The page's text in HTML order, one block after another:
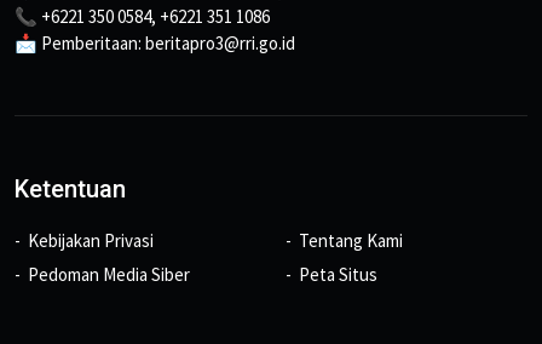
📞 +6221 350 0584, +6221 351 1086
📩 Pemberitaan: beritapro3@rri.go.id
Ketentuan
Kebijakan Privasi
Pedoman Media Siber
Tentang Kami
Peta Situs